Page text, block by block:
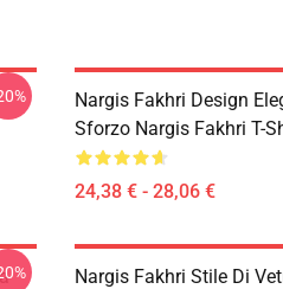
Nargis Fakhri Design
Sforzo Nargis Fakhri T-
24,38 € - 28,06 €
Nargis Fakhri Stile Di